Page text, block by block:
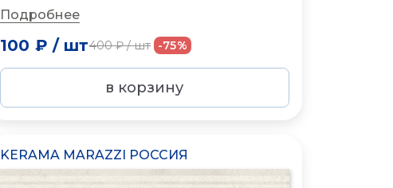
Подробнее
100 ₽ / шт400 ₽/шт -75%
в корзину
KERAMA MARAZZI РОССИЯ